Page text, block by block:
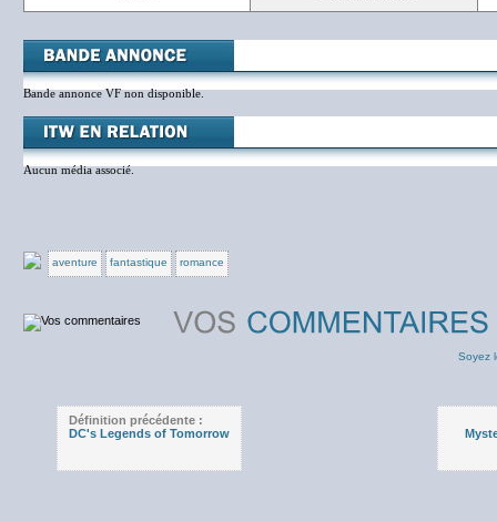
Bande annonce VF non disponible.
Aucun média associé.
aventure fantastique romance
Soyez
Définition précédente :
DC's Legends of Tomorrow